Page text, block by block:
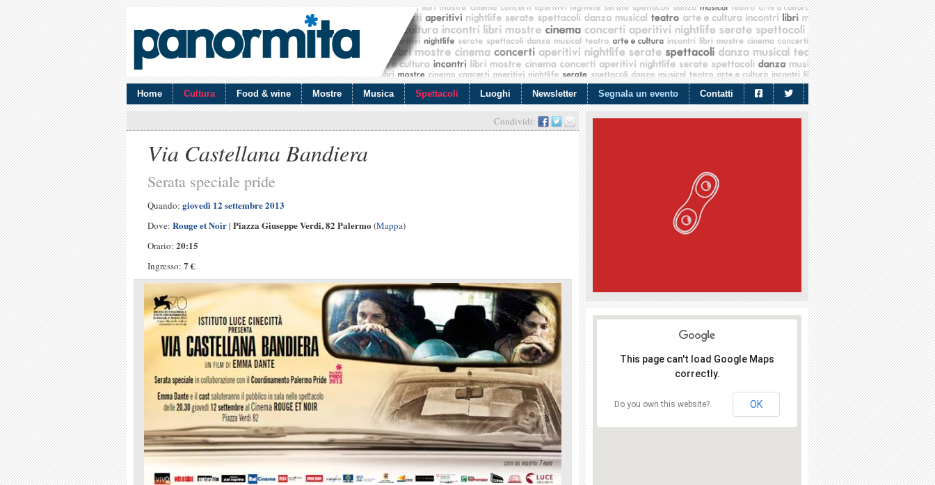
Home Cultura Food & wine Mostre Musica Spettacoli Luoghi Newsletter Segnala un evento Contatti
Condividi:
Via Castellana Bandiera
Serata speciale pride
Quando: giovedì 12 settembre 2013
Dove: Rouge et Noir| Piazza Giuseppe Verdi, 82 Palermo (Mappa)
Orario: 20:15
Ingresso: 7 €
This page can't load Google Maps
correctly.
Do you own this website? OK